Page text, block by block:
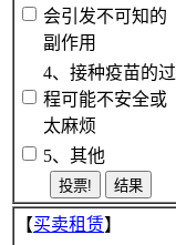
会引发不可知的
副作用
4、接种疫苗的过
程可能不安全或
太麻烦
5、其他
【买卖租赁】